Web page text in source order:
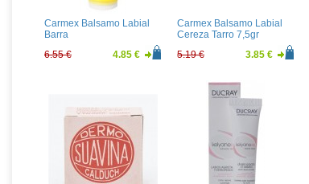
Carmex Balsamo Labial
Barra
6.55 €
4.85 €
Carmex Balsamo Labial
Cereza Tarro 7,5gr
5.19 €
3.85 €